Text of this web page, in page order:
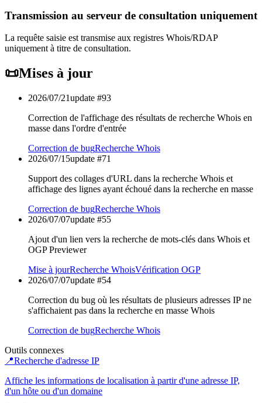
Transmission au serveur de consultation uniquement
La requête saisie est transmise aux registres Whois/RDAP
uniquement à titre de consultation.
📜Mises à jour
2026/07/21update #93
Correction de l'affichage des résultats de recherche Whois en
masse dans l'ordre d'entrée
Correction de bugRecherche Whois
2026/07/15update #71
Support des collages d'URL dans la recherche Whois et
affichage des lignes ayant échoué dans la recherche en masse
Correction de bugRecherche Whois
2026/07/07update #55
Ajout d'un lien vers la recherche de mots-clés dans Whois et
OGP Previewer
Mise à jourRecherche WhoisVérification OGP
2026/07/07update #54
Correction du bug où les résultats de plusieurs adresses IP ne
s'affichaient pas dans la recherche en masse Whois
Correction de bugRecherche Whois
Outils connexes
📍Recherche d'adresse IP
Affiche les informations de localisation à partir d'une adresse IP,
d'un hôte ou d'un domaine